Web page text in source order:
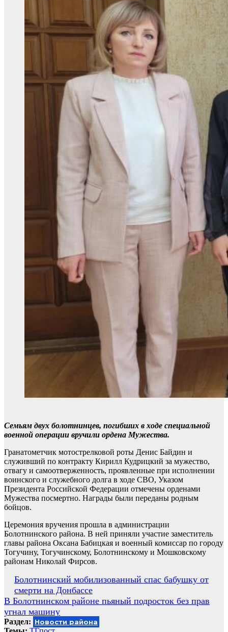
Семьям двух болотнинцев, погибших в ходе специальной
военной операции вручили ордена Мужества.
Гранатометчик мотострелковой роты Денис Байдин и
служивший по контракту Кирилл Кудрицкий за мужество,
отвагу и самоотверженность, проявленные при исполнении
воинского и служебного долга в ходе СВО, Указом
Президента Российской Федерации отмечены орденами
Мужества посмертно. Награды были переданы родным
бойцов.
Церемония вручения прошла в администрации
Болотнинского района. В ней приняли участие заместитель
главы района Оксана Бабицкая и военный комиссар по городу
Тогучину, Тогучинскому, Болотнинскому и Мошковскому
районам Николай Фирсов.
Навигация
по
записям
Болотнинский мобилизованный спас бабушку от
смерти на Донбассе
В Болотнинском районе пьяный подросток без прав
угнал машину
Раздел: Новости района